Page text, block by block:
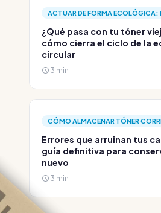
ACTUAR DE FORMA
¿Qué pasa con tu tóner
cómo cierra el ciclo de la
circular
3 min
CÓMO ALMACENAR TÓNER
Errores que arruinan tus
guía definitiva para
nuevo
3 min